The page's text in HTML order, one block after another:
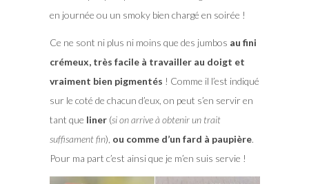
en journée ou un smoky bien chargé en soirée !
Ce ne sont ni plus ni moins que des jumbos au fini
crémeux, très facile à travailler au doigt et
vraiment bien pigmentés ! Comme il l’est indiqué
sur le coté de chacun d’eux, on peut s’en servir en
tant que liner(si on arrive à obtenir un trait
suffisament fin), ou comme d’un fard à paupière.
Pour ma part c’est ainsi que je m’en suis servie !